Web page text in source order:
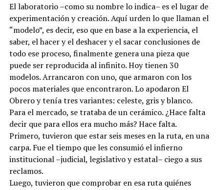
El laboratorio –como su nombre lo indica– es el lugar de
experimentación y creación. Aquí urden lo que llaman el
“modelo”, es decir, eso que en base a la experiencia, el
saber, el hacer y el deshacer y el sacar conclusiones de
todo ese proceso, finalmente genera una pieza que
puede ser reproducida al infinito. Hoy tienen 30
modelos. Arrancaron con uno, que armaron con los
pocos materiales que encontraron. Lo apodaron El
Obrero y tenía tres variantes: celeste, gris y blanco.
Para el mercado, se trataba de un cerámico. ¿Hace falta
decir que para ellos era mucho más? Hace falta.
Primero, tuvieron que estar seis meses en la ruta, en una
carpa. Fue el tiempo que les consumió el infierno
institucional –judicial, legislativo y estatal– ciego a sus
reclamos.
Luego, tuvieron que comprobar en esa ruta quiénes